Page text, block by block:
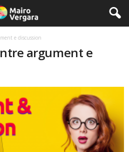
e discussion
argument e